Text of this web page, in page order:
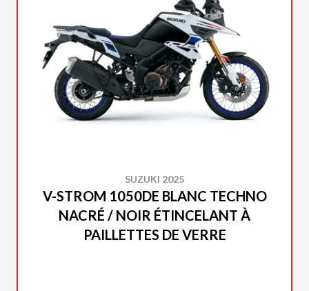
SUZUKI 2025
V-STROM 1050DE BLANC TECHNO
NACRÉ / NOIR ÉTINCELANT À
PAILLETTES DE VERRE